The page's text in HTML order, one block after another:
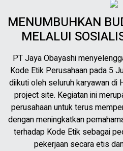
MENUMBUHKAN
MELALUI
PT Jaya Obayashi
Kode Etik Perusahaan pada 5
diikuti oleh seluruh karyawan di
project site. Kegiatan ini
perusahaan untuk terus
dengan meningkatkan
terhadap Kode Etik sebagai
pekerjaan secara etis